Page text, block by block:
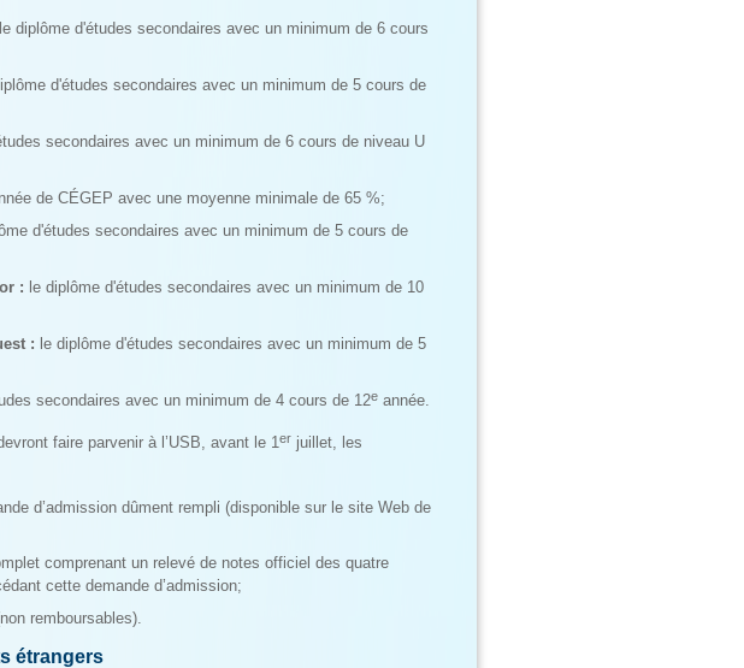
le diplôme d'études secondaires avec un minimum de 6 cours
d'études secondaires avec un minimum de 5 cours de
secondaires avec un minimum de 6 cours de niveau U
de CÉGEP avec une moyenne minimale de 65 %;
d'études secondaires avec un minimum de 5 cours de
: le diplôme d'études secondaires avec un minimum de 10
: le diplôme d'études secondaires avec un minimum de 5
secondaires avec un minimum de 4 cours de 12e année.
faire parvenir à l’USB, avant le 1er juillet, les
d’admission dûment rempli (disponible sur le site Web de
comprenant un relevé de notes officiel des quatre
cette demande d’admission;
remboursables).
étrangers